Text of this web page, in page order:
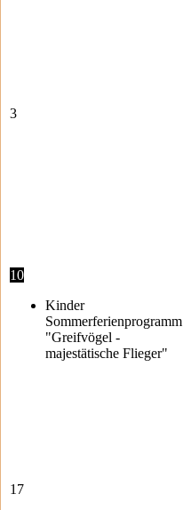
3
10
Kinder
Sommerferienprogramm
"Greifvögel -
majestätische Flieger"
17